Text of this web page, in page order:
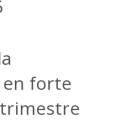
forte